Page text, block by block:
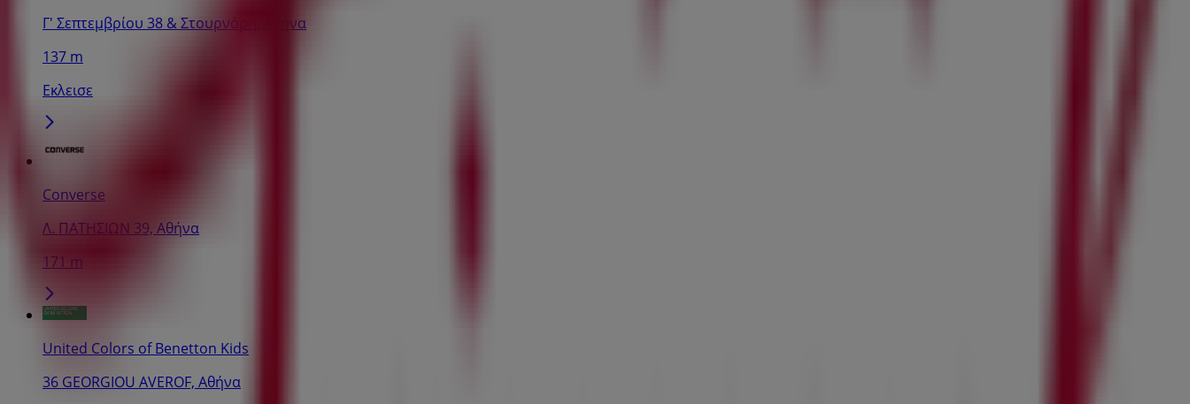
Γ' Σεπτεμβρίου 38 & Στουρνάρη, Αθήνα
137 m
Εκλεισε
Converse
Λ. ΠΑΤΗΣΙΩΝ 39, Αθήνα
171 m
United Colors of Benetton Kids
36 GEORGIOU AVEROF, Αθήνα